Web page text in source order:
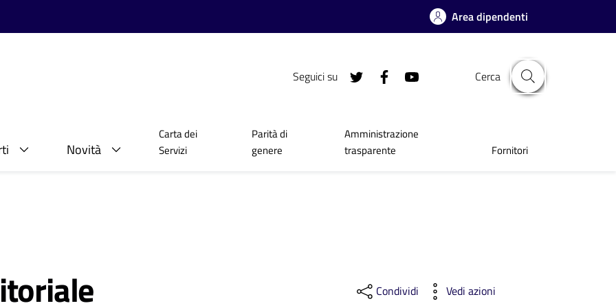
Area dipendenti
Seguici su Cerca
Novità
Carta dei
Servizi
Parità di
genere
Amministrazione
trasparente
Fornitori
Condividi Vedi azioni